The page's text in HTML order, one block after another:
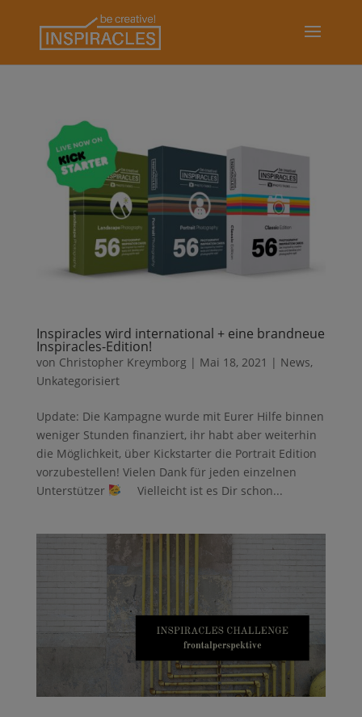
Inspiracles wird international + eine brandneue
Inspiracles-Edition!
von Christopher Kreymborg | Mai 18, 2021 | News,
Unkategorisiert
Update: Die Kampagne wurde mit Eurer Hilfe binnen
weniger Stunden finanziert, ihr habt aber weiterhin
die Möglichkeit, über Kickstarter die Portrait Edition
vorzubestellen! Vielen Dank für jeden einzelnen
Unterstützer
Vielleicht ist es Dir schon...